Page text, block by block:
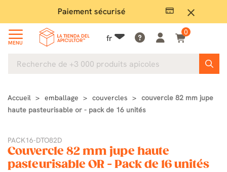
close
Paiement sécurisé
MENU fr
0
Accueil emballage couvercles
couvercle 82 mm jupe
haute pasteurisable or - pack de 16 unités
PACK16-DTO82D
Couvercle 82 mm jupe haute
pasteurisable OR - Pack de 16 unités